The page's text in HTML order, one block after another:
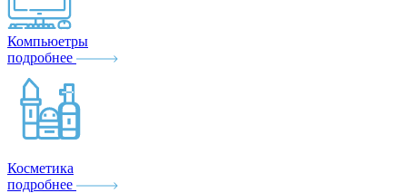
Компьюетры
подробнее
Косметика
подробнее